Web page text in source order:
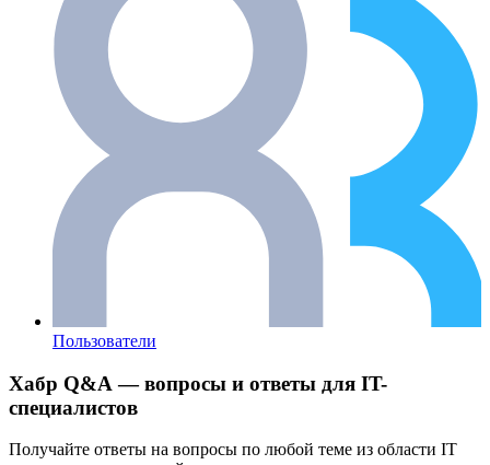
Пользователи
Хабр Q&A — вопросы и ответы для IT-
специалистов
Получайте ответы на вопросы по любой теме из области IT